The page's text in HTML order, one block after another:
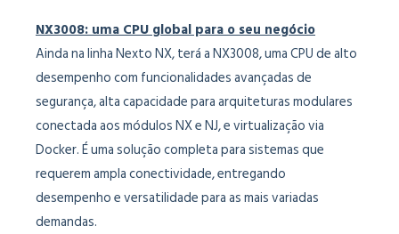
NX3008: uma CPU global para o seu negócio
Ainda na linha Nexto NX, terá a NX3008, uma CPU de alto
desempenho com funcionalidades avançadas de
segurança, alta capacidade para arquiteturas modulares
conectada aos módulos NX e NJ, e virtualização via
Docker. É uma solução completa para sistemas que
requerem ampla conectividade, entregando
desempenho e versatilidade para as mais variadas
demandas.